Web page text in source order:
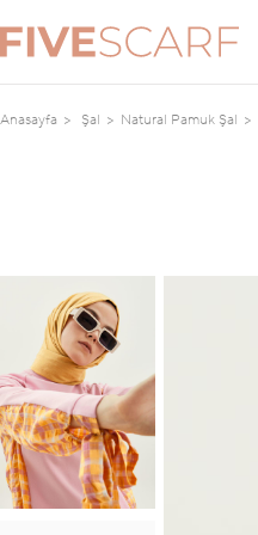
Anasayfa Şal Natural Pamuk Şal